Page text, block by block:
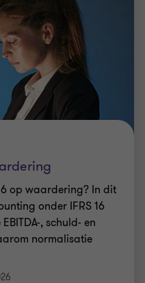
op waardering? In dit
onder IFRS 16
, schuld- en
normalisatie